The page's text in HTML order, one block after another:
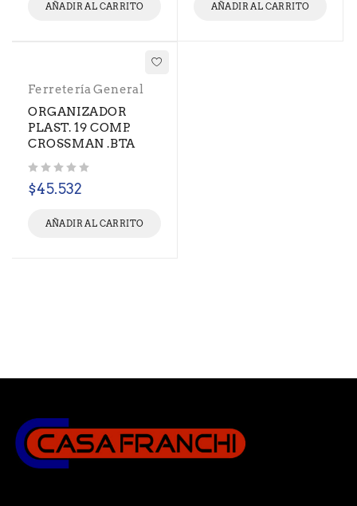
AÑADIR AL CARRITO AÑADIR AL CARRITO
Ferretería General
ORGANIZADOR
PLAST. 19 COMP.
CROSSMAN .BTA
$45.532
AÑADIR AL CARRITO